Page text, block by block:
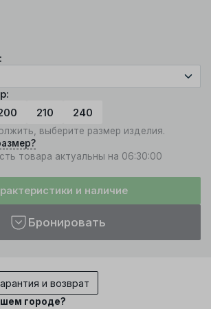
210 240
выберите размер изделия.
товара актуальны на 06:30:00
и наличие
Бронировать
и возврат
городе?